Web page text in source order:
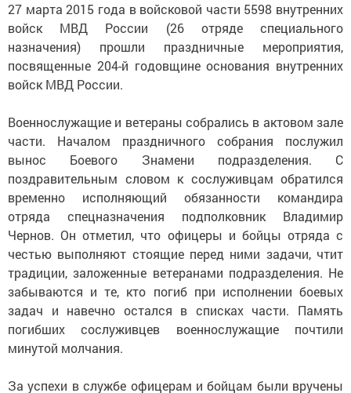
27 марта 2015 года в войсковой части 5598 внутренних
войск МВД России (26 отряде специального
назначения) прошли праздничные мероприятия,
посвященные 204-й годовщине основания внутренних
войск МВД России.
Военнослужащие и ветераны собрались в актовом зале
части. Началом праздничного собрания послужил
вынос Боевого Знамени подразделения. С
поздравительным словом к сослуживцам обратился
временно исполняющий обязанности командира
отряда спецназначения подполковник Владимир
Чернов. Он отметил, что офицеры и бойцы отряда с
честью выполняют стоящие перед ними задачи, чтит
традиции, заложенные ветеранами подразделения. Не
забываются и те, кто погиб при исполнении боевых
задач и навечно остался в списках части. Память
погибших сослуживцев военнослужащие почтили
минутой молчания.
За успехи в службе офицерам и бойцам были вручены